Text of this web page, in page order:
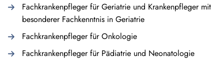
Fachkrankenpfleger für Geriatrie und Krankenpfleger mit
besonderer Fachkenntnis in Geriatrie
Fachkrankenpfleger für Onkologie
Fachkrankenpfleger für Pädiatrie und Neonatologie